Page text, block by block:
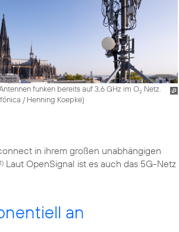
funken bereits auf 3,6 GHz im O2Netz.
/ Henning Koepke)
in ihrem großen unabhängigen
1) Laut OpenSignal ist es auch das 5G-Netz
an